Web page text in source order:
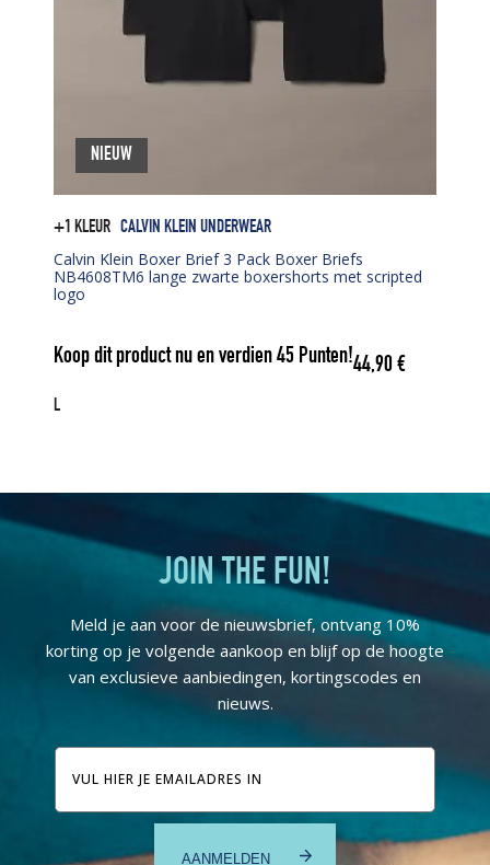
+1 KLEUR CALVIN KLEIN UNDERWEAR
Calvin Klein Boxer Brief 3 Pack Boxer Briefs
NB4608TM6 lange zwarte boxershorts met scripted
logo
Koop dit product nu en verdien45 Punten!44,90€
L
NIEUW
JOIN THE FUN!
Meld je aan voor de nieuwsbrief, ontvang 10%
korting op je volgende aankoop en blijf op de hoogte
van exclusieve aanbiedingen, kortingscodes en
nieuws.
E-
mailadres